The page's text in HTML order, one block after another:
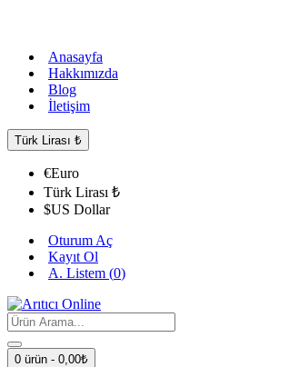
Anasayfa
Hakkımızda
Blog
İletişim
Türk Lirası ₺
€Euro
Türk Lirası ₺
$US Dollar
Oturum Aç
Kayıt Ol
A. Listem (0)
0 ürün - 0,00₺